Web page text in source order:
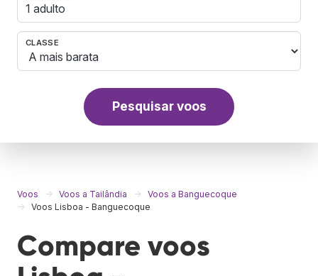
1 adulto
CLASSE
Pesquisar voos
Voos Voos a Tailândia
Voos a Banguecoque
Voos Lisboa - Banguecoque
Compare voos